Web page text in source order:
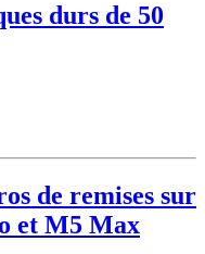
durs de 50
de remises sur
et M5 Max